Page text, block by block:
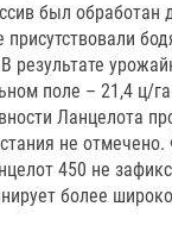
был обработан
присутствовали
результате
поле – 21,4 ц/
Ланцелота
не
450 не
более